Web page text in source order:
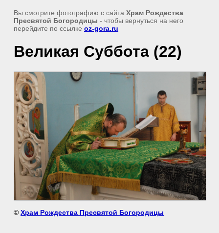
Вы смотрите фотографию с сайта Храм Рождества
Пресвятой Богородицы - чтобы вернуться на него
перейдите по ссылке oz-gora.ru
Великая Суббота (22)
© Храм Рождества Пресвятой Богородицы